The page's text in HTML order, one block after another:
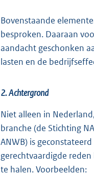
Bovenstaande
besproken. Daaraan
aandacht geschonken
lasten en de
2. Achtergrond
Niet alleen in
branche (de Stichting
ANWB) is
gerechtvaardigde
te halen. Voorbeelden: